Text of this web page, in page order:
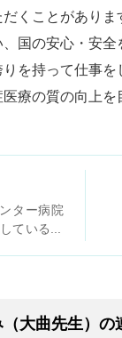
だくことがあり
国の安心・安
を持って仕事
療の質の向上
ター病院
ているこ
大曲先生）の